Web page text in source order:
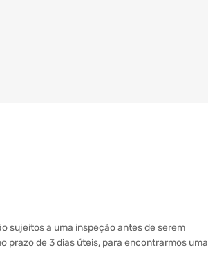
sujeitos a uma inspeção antes de serem
prazo de 3 dias úteis, para encontrarmos uma